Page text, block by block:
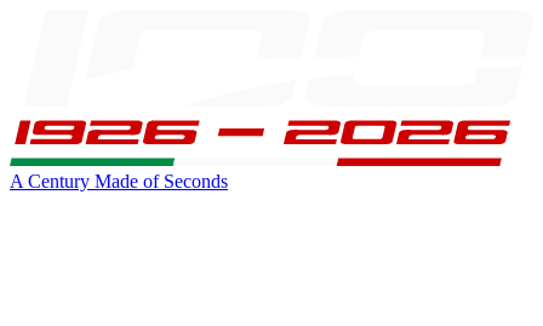
A Century Made of Seconds